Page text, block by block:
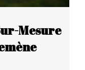
Mesure